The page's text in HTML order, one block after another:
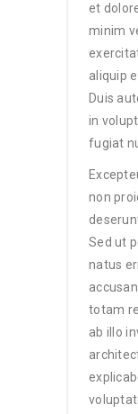
et
minim
aliquip
Duis
in
fugiat
non
Sed ut
natus
totam
ab illo